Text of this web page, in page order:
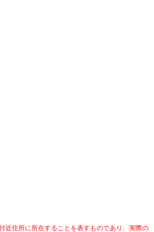
近住所に所在することを表すものであり、実際の